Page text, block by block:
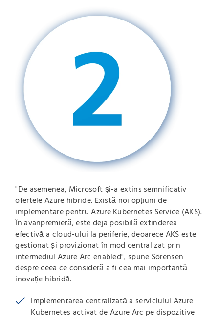
"De asemenea, Microsoft și-a extins semnificativ
ofertele Azure hibride. Există noi opțiuni de
implementare pentru Azure Kubernetes Service (AKS).
În avanpremieră, este deja posibilă extinderea
efectivă a cloud-ului la periferie, deoarece AKS este
gestionat și provizionat în mod centralizat prin
intermediul Azure Arc enabled", spune Sörensen
despre ceea ce consideră a fi cea mai importantă
inovație hibridă.
Implementarea centralizată a serviciului Azure
Kubernetes activat de Azure Arc pe dispozitive